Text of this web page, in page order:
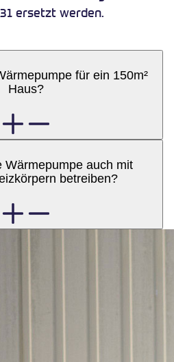
ersetzt werden.
für ein 150m²
Haus?
beraten Sie gerne bei Ihnen
Ihnen anschliessend eine
Wärmepumpe auch mit
betreiben?